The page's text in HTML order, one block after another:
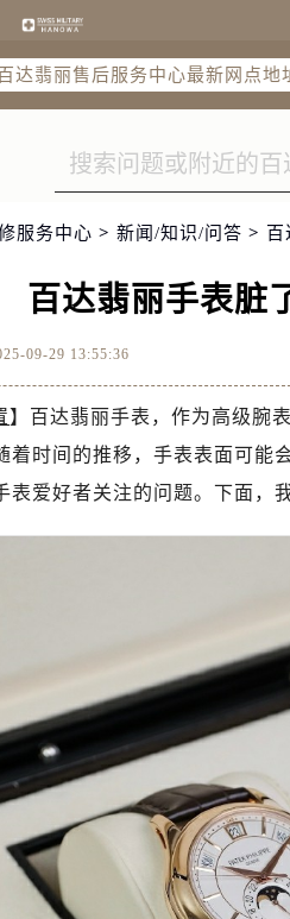
达翡丽全国官方售后客户服务热
达翡丽售后服务中心最新网点地
东长安街1号王府井东方广场
区赤峰道136号天津国际金融中
区虹桥路3号港汇中心2座37层
南京东路299号宏伊国际广场写
区龙锦路1590号现代传媒中心5号
国展路29号星耀天地写字楼1
永定东路399号置地商务中心
大闸南路500号来福士广场办公
区钱江路1366号华润大厦A座5层
东市南街777号金华万达广场4
区胜利东路379号世茂天际中心写
区广益路705号嘉兴世界贸易中
滩新区红谷中大道998号绿地双
区经十路11111号华润中心写字
区天河路230号万菱汇国际中心A
区环市东路371-375号世界贸易中
深南东路5001号华润大厦17层
区江北文昌一路7号华贸大厦（
湖滨东路95号万象城华润大厦B
区竹屿路6号东二环泰禾广场2号
区人民东路6号SAC东原中心24层
服务中心 > 新闻/知识/问答 > 百
百达翡丽手表脏
09-29 13:55:36
】百达翡丽手表，作为高级腕
着时间的推移，手表表面可能
表爱好者关注的问题。下面，